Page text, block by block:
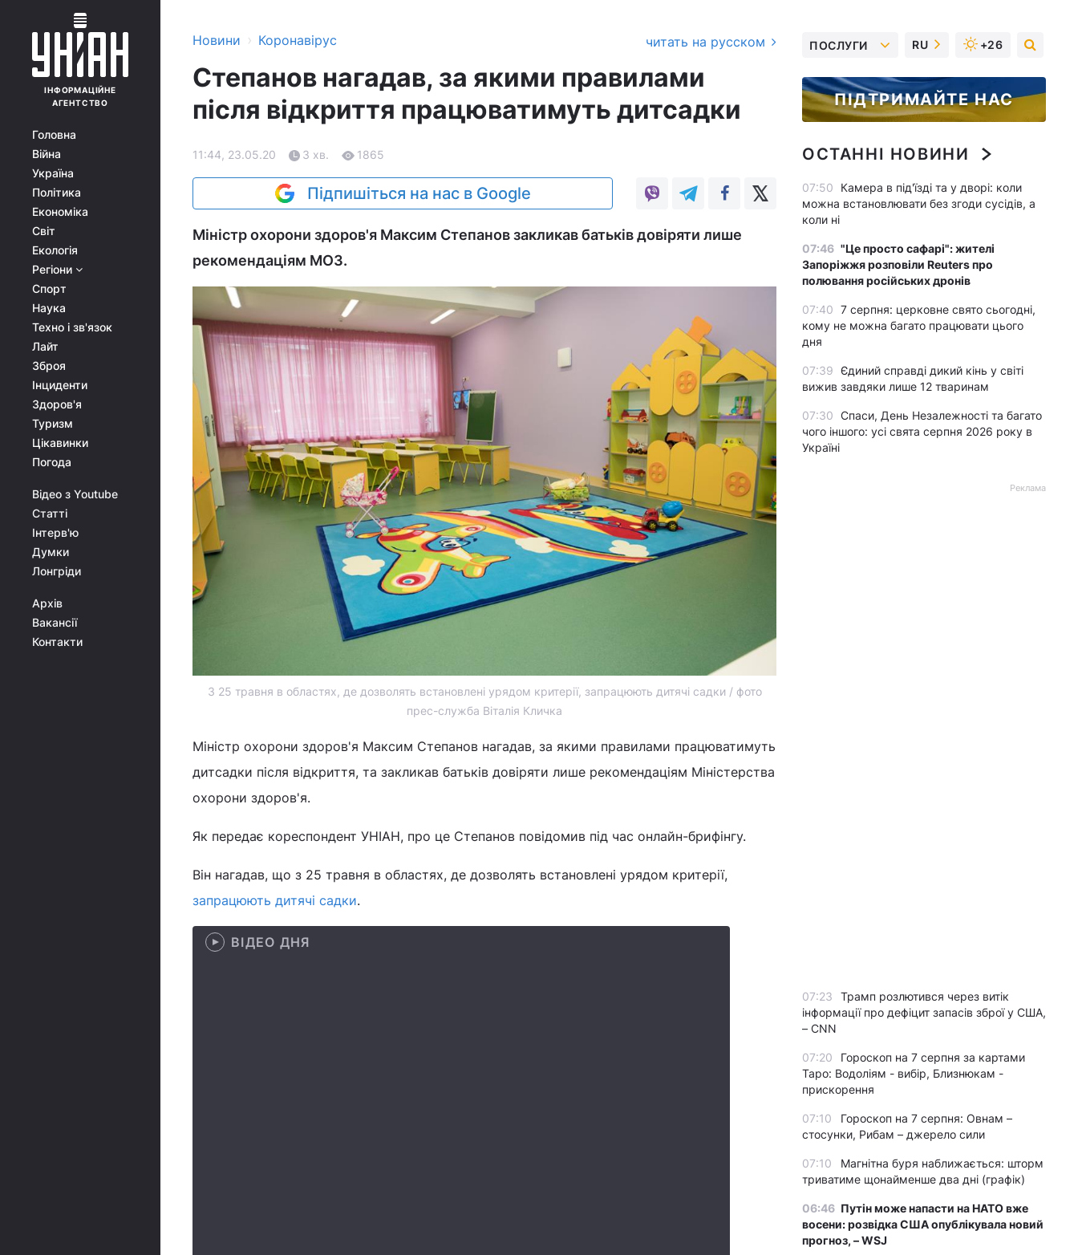
ІНФОРМАЦІЙНЕ
АГЕНТСТВО
Головна
Війна
Україна
Політика
Економіка
Світ
Екологія
Регіони
Спорт
Наука
Техно і зв'язок
Лайт
Зброя
Інциденти
Здоров'я
Туризм
Цікавинки
Погода
Відео з Youtube
Статті
Інтерв'ю
Думки
Лонгріди
Архів
Вакансії
Контакти
Новини › Коронавірус читать на русском
Степанов нагадав, за якими правилами
після відкриття працюватимуть дитсадки
11:44, 23.05.20 3 хв. 1865
Підпишіться на нас в Google
Міністр охорони здоров'я Максим Степанов закликав батьків довіряти лише
рекомендаціям МОЗ.
З 25 травня в областях, де дозволять встановлені урядом критерії, запрацюють дитячі садки / фото
прес-служба Віталія Кличка
Міністр охорони здоров'я Максим Степанов нагадав, за якими правилами працюватимуть
дитсадки після відкриття, та закликав батьків довіряти лише рекомендаціям Міністерства
охорони здоров'я.
Як передає кореспондент УНІАН, про це Степанов повідомив під час онлайн-брифінгу.
Він нагадав, що з 25 травня в областях, де дозволять встановлені урядом критерії,
запрацюють дитячі садки.
ВІДЕО ДНЯ
ПОСЛУГИ RU +26
ПІДТРИМАЙТЕ НАС
ОСТАННІ НОВИНИ
07:50
Камера в під'їзді та у дворі: коли
можна встановлювати без згоди сусідів, а
коли ні
07:46 "Це просто сафарі": жителі
Запоріжжя розповіли Reuters про
полювання російських дронів
07:40 7 серпня: церковне свято сьогодні,
кому не можна багато працювати цього
дня
07:39 Єдиний справді дикий кінь у світі
вижив завдяки лише 12 тваринам
07:30 Спаси, День Незалежності та багато
чого іншого: усі свята серпня 2026 року в
Україні
Реклама
07:23
Трамп розлютився через витік
інформації про дефіцит запасів зброї у США,
– CNN
07:20
Гороскоп на 7 серпня за картами
Таро: Водоліям - вибір, Близнюкам -
прискорення
07:10
Гороскоп на 7 серпня: Овнам –
стосунки, Рибам – джерело сили
07:10
Магнітна буря наближається: шторм
триватиме щонайменше два дні (графік)
06:46 Путін може напасти на НАТО вже
восени: розвідка США опублікувала новий
прогноз, – WSJ